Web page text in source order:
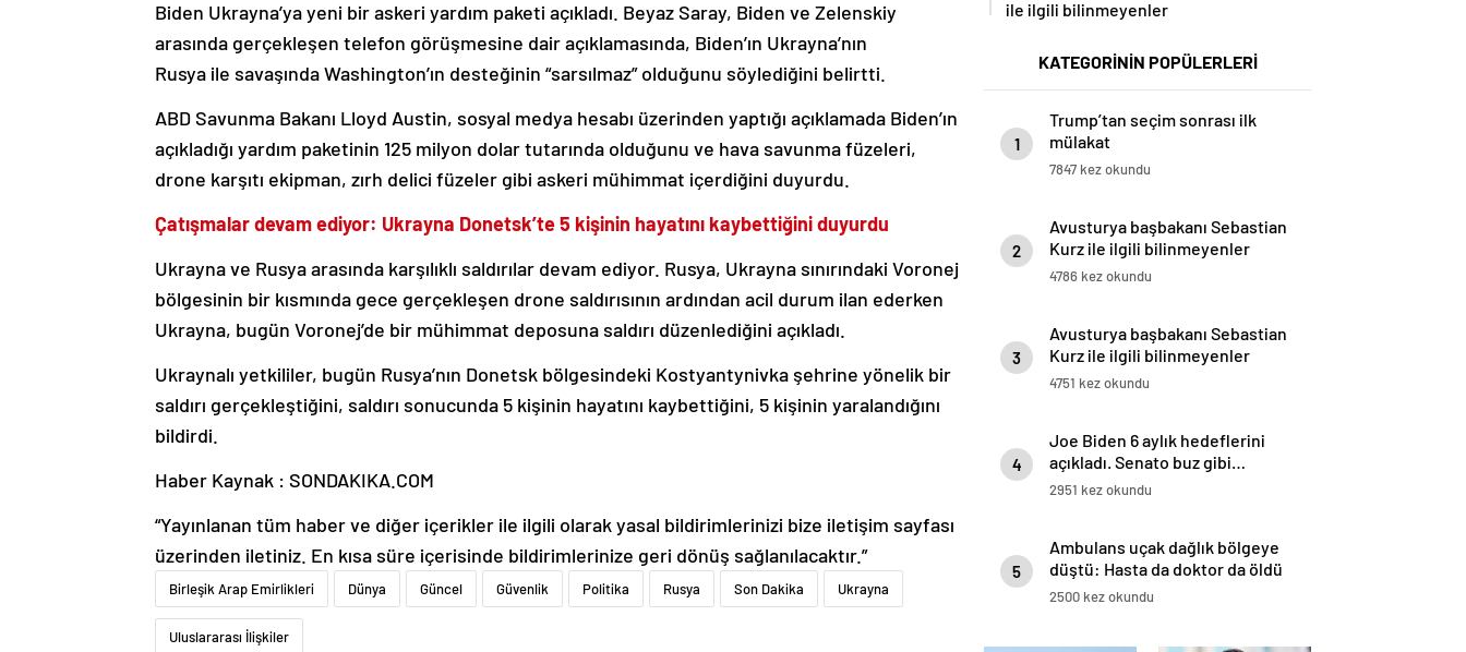
Biden Ukrayna’ya yeni bir askeri yardım paketi açıkladı. Beyaz Saray, Biden ve Zelenskiy
arasında gerçekleşen telefon görüşmesine dair açıklamasında, Biden’ın Ukrayna’nın
Rusya ile savaşında Washington’ın desteğinin “sarsılmaz” olduğunu söylediğini belirtti.
ABD Savunma Bakanı Lloyd Austin, sosyal medya hesabı üzerinden yaptığı açıklamada Biden’ın
açıkladığı yardım paketinin 125 milyon dolar tutarında olduğunu ve hava savunma füzeleri,
drone karşıtı ekipman, zırh delici füzeler gibi askeri mühimmat içerdiğini duyurdu.
Çatışmalar devam ediyor: Ukrayna Donetsk’te 5 kişinin hayatını kaybettiğini duyurdu
Ukrayna ve Rusya arasında karşılıklı saldırılar devam ediyor. Rusya, Ukrayna sınırındaki Voronej
bölgesinin bir kısmında gece gerçekleşen drone saldırısının ardından acil durum ilan ederken
Ukrayna, bugün Voronej’de bir mühimmat deposuna saldırı düzenlediğini açıkladı.
Ukraynalı yetkililer, bugün Rusya’nın Donetsk bölgesindeki Kostyantynivka şehrine yönelik bir
saldırı gerçekleştiğini, saldırı sonucunda 5 kişinin hayatını kaybettiğini, 5 kişinin yaralandığını
bildirdi.
Haber Kaynak : SONDAKIKA.COM
“Yayınlanan tüm haber ve diğer içerikler ile ilgili olarak yasal bildirimlerinizi bize iletişim sayfası
üzerinden iletiniz. En kısa süre içerisinde bildirimlerinize geri dönüş sağlanılacaktır.”
Birleşik Arap Emirlikleri Dünya Güncel Güvenlik Politika Rusya Son Dakika Ukrayna
Uluslararası İlişkiler
ile ilgili bilinmeyenler
KATEGORİNİN POPÜLERLERİ
1
Trump’tan seçim sonrası ilk
mülakat
7847 kez okundu
2
Avusturya başbakanı Sebastian
Kurz ile ilgili bilinmeyenler
4786 kez okundu
3
Avusturya başbakanı Sebastian
Kurz ile ilgili bilinmeyenler
4751 kez okundu
4
Joe Biden 6 aylık hedeflerini
açıkladı. Senato buz gibi…
2951 kez okundu
5
Ambulans uçak dağlık bölgeye
düştü: Hasta da doktor da öldü
2500 kez okundu